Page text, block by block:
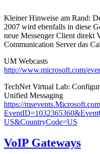
Kleiner Hinweise am Rand:
2007 wird ebenfalls in diese
neue Messenger Client direkt
Communication Server das
UM Webcasts
http://www.microsoft.com/
TechNet Virtual Lab:
Unified Messaging
https://
US&CountryCode=US
VoIP Gateways